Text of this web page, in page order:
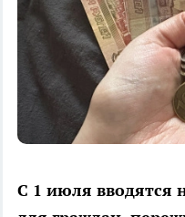
С 1 июля вводятся